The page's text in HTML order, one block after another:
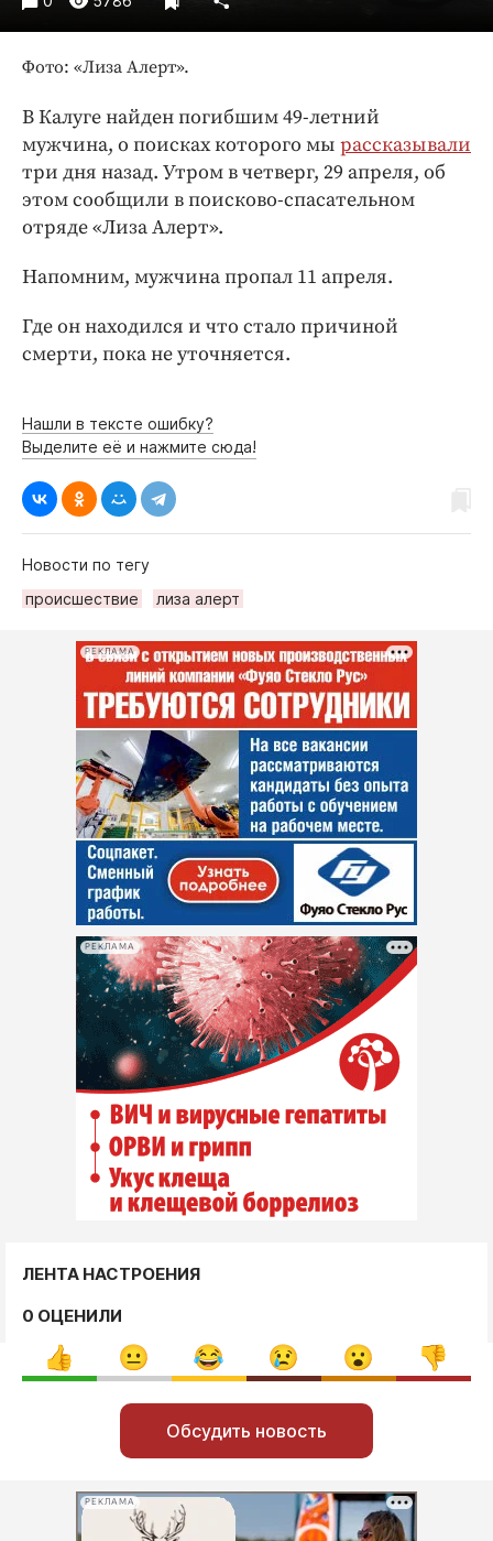
Медиаперсона
Интересное чтиво
Бренд года
Работодатель года
Фото: «Лиза Алерт».
В Калуге найден погибшим 49-летний
мужчина, о поисках которого мы рассказывали
три дня назад. Утром в четверг, 29 апреля, об
этом сообщили в поисково-спасательном
отряде «Лиза Алерт».
Напомним, мужчина пропал 11 апреля.
Где он находился и что стало причиной
смерти, пока не уточняется.
Нашли в тексте ошибку?
Выделите её и нажмите сюда!
Новости по тегу
происшествие
лиза алерт
РЕКЛАМА
РЕКЛАМА
ЛЕНТА НАСТРОЕНИЯ
0 ОЦЕНИЛИ
Обсудить новость
РЕКЛАМА